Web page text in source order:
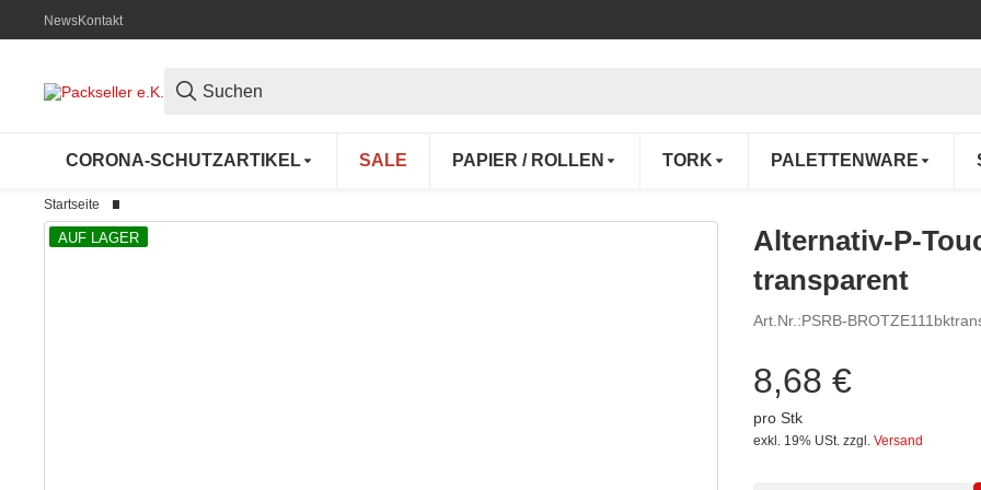
NewsKontakt
CORONA-SCHUTZARTIKEL SALE PAPIER / ROLLEN TORK PALETTENWARE
Startseite
AUF LAGER
Alternativ-P-
transparent
Art.Nr.:PSRB-
8,68 €
pro Stk
exkl. 19% USt. zzgl. Versand